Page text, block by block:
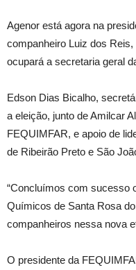
Agenor está agora na
companheiro Luiz dos
ocupará a secretaria geral
Edson Dias Bicalho,
a eleição, junto de Amilcar
FEQUIMFAR, e apoio de
de Ribeirão Preto e São
“Concluímos com sucesso
Químicos de Santa Rosa
companheiros nessa nova
O presidente da